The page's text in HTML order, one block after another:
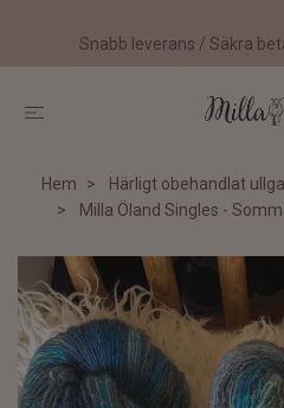
Snabb leverans / Säkra
Hem
Härligt obehandlat
Milla Öland Singles -